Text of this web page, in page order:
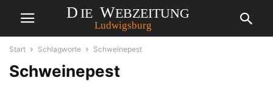
Start Schlagworte Schweinepest
Schweinepest